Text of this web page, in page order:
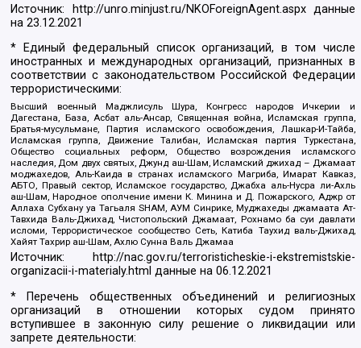
Источник: http://unro.minjust.ru/NKOForeignAgent.aspxданные
на23.12.2021
* Единый федеральный список организаций, в том числе
иностранных и международных организаций, признанных в
соответствии с законодательством Российской Федерации
террористическими:
Высший военный Маджлисуль Шура, Конгресс народов Ичкерии и
Дагестана, База, Асбат аль-Ансар, Священная война, Исламская группа,
Братья-мусульмане, Партия исламского освобождения, Лашкар-И-Тайба,
Исламская группа, Движение Талибан, Исламская партия Туркестана,
Общество социальных реформ, Общество возрождения исламского
наследия, Дом двух святых, Джунд аш-Шам, Исламский джихад – Джамаат
моджахедов, Аль-Каида в странах исламского Магриба, Имарат Кавказ,
АБТО, Правый сектор, Исламское государство, Джабха аль-Нусра ли-Ахль
аш-Шам, Народное ополчение имени К. Минина и Д. Пожарского, Аджр от
Аллаха Субхану уа Тагьаля SHAM, АУМ Синрике, Муджахеды джамаата Ат-
Тавхида Валь-Джихад, Чистопольский Джамаат, Рохнамо ба суи давлати
исломи, Террористическое сообщество Сеть, Катиба Таухид валь-Джихад,
Хайят Тахрир аш-Шам, Ахлю Сунна Валь Джамаа
Источник:
http://nac.gov.ru/terroristicheskie-i-ekstremistskie-
organizacii-i-materialy.html данные на06.12.2021
* Перечень общественных объединений и религиозных
организаций в отношении которых судом принято
вступившее в законную силу решение о ликвидации или
запрете деятельности: